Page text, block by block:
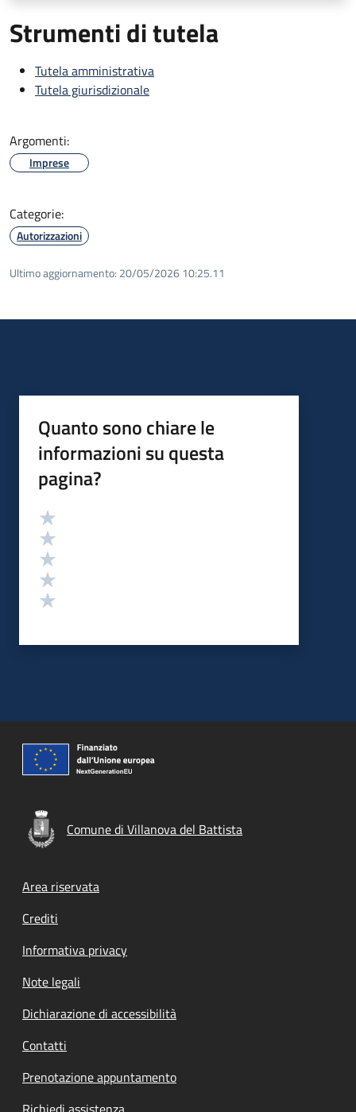
Strumenti di tutela
Tutela amministrativa
Tutela giurisdizionale
Argomenti:
Imprese
Categorie:
Autorizzazioni
Ultimo aggiornamento: 20/05/2026 10:25.11
Quanto sono chiare le
informazioni su questa
pagina?
Valutazione
Comune di Villanova del Battista
Footer menu
Area riservata
Crediti
Informativa privacy
Note legali
Dichiarazione di accessibilità
Contatti
Prenotazione appuntamento